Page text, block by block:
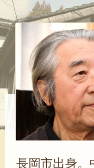
長岡市出身